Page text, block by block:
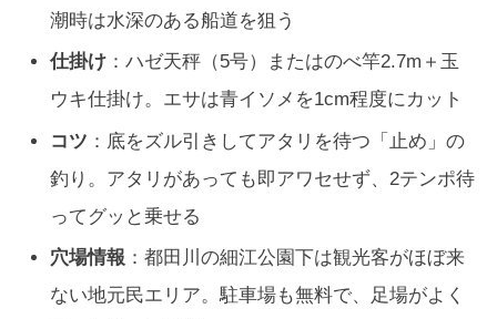
潮時は水深のある船道を狙う
仕掛け ：ハゼ天秤（5号）またはのべ竿2.7m＋玉
ウキ仕掛け。エサは青イソメを1cm程度にカット
コツ ：底をズル引きしてアタリを待つ「止め」の
釣り。アタリがあっても即アワセせず、2テンポ待
ってグッと乗せる
穴場情報 ：都田川の細江公園下は観光客がほぼ来
ない地元民エリア。駐車場も無料で、足場がよく